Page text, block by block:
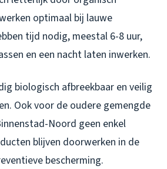
optimaal bij lauwe
tijd nodig, meestal 6-8 uur,
en een nacht laten inwerken.
biologisch afbreekbaar en veilig
Ook voor de oudere gemengde
Noord geen enkel
blijven doorwerken in de
bescherming.